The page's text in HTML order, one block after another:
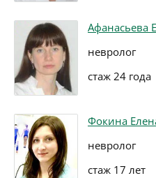
Афанасьева
невролог
стаж 24 года
Фокина
невролог
стаж 17 лет